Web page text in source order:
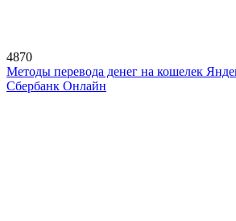
4870
Методы перевода денег на кошелек
Сбербанк Онлайн